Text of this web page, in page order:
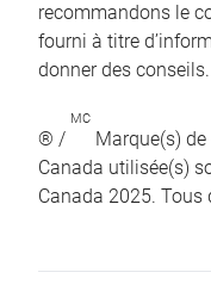
recommandons le
fourni à titre
donner des conseils.
® /
MC
Marque(s)
Canada utilisée(s)
Canada 2025. Tous